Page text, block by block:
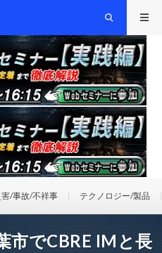
害/事故/不祥事 テクノロジー/製品
市でCBRE IMと長